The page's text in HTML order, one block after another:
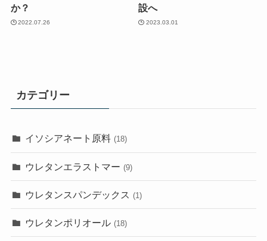
か？
2022.07.26
設へ
2023.03.01
カテゴリー
イソシアネート原料 (18)
ウレタンエラストマー (9)
ウレタンスパンデックス (1)
ウレタンポリオール (18)